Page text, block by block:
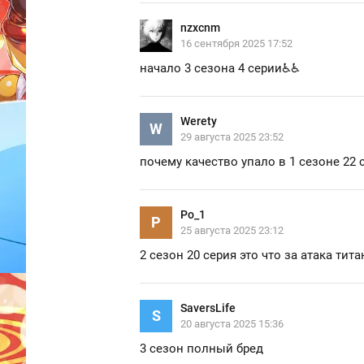
nzxcnm
16 сентября 2025 17:52
начало 3 сезона 4 серии♿♿
W Werety
29 августа 2025 23:52
почему качество упало в 1 сезоне 22
P Po_1
25 августа 2025 23:12
2 сезон 20 серия это что за атака
S SaversLife
20 августа 2025 15:36
3 сезон полный бред